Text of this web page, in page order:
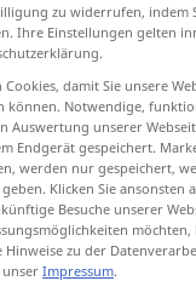
zu widerrufen, indem
Ihre Einstellungen gelten
damit Sie unsere
können. Notwendige,
Auswertung unserer
Endgerät gespeichert.
werden nur gespeichert,
Klicken Sie
Besuche unserer
Hinweise zu der
unser Impressum.